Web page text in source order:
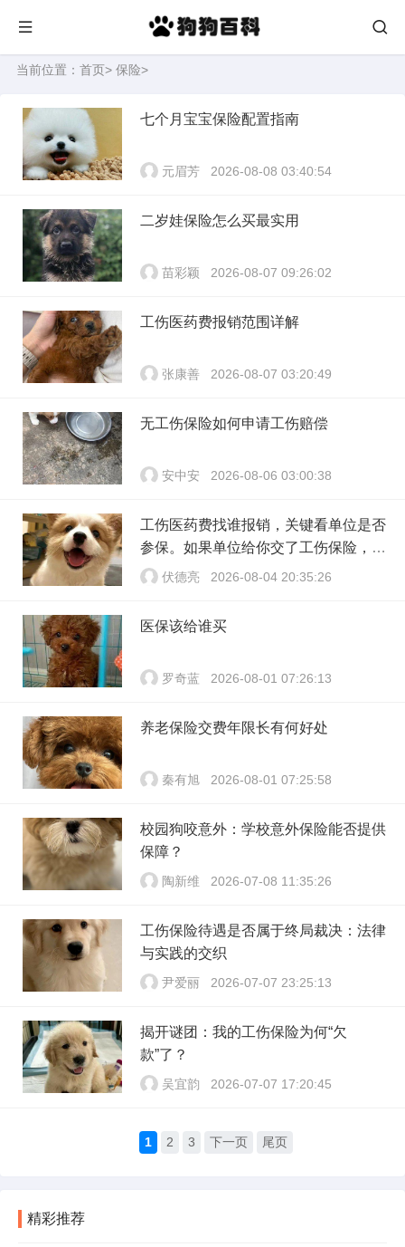
当前位置： 首页> 保险>
七个月宝宝保险配置指南
元眉芳 2026-08-08 03:40:54
二岁娃保险怎么买最实用
苗彩颖 2026-08-07 09:26:02
工伤医药费报销范围详解
张康善 2026-08-07 03:20:49
无工伤保险如何申请工伤赔偿
安中安 2026-08-06 03:00:38
工伤医药费找谁报销，关键看单位是否
参保。如果单位给你交了工伤保险，费
用由保险基金支付；要是单位没参保，
头雾水，拿着发票去单位报，单位又推
给医保，两边扯皮耽误治疗。这篇就把
伏德亮 2026-08-04 20:35:26
医保该给谁买
罗奇蓝 2026-08-01 07:26:13
养老保险交费年限长有何好处
秦有旭 2026-08-01 07:25:58
校园狗咬意外：学校意外保险能否提供
保障？
陶新维 2026-07-08 11:35:26
工伤保险待遇是否属于终局裁决：法律
与实践的交织
尹爱丽 2026-07-07 23:25:13
揭开谜团：我的工伤保险为何“欠
款”了？
吴宜韵 2026-07-07 17:20:45
1 2 3 下一页 尾页
精彩推荐